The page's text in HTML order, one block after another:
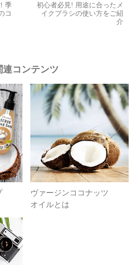
季
コ
初心者必見! 用途に合ったメ
イクブラシの使い方をご紹
介
連コンテンツ
ヴァージンココナッツ
オイルとは